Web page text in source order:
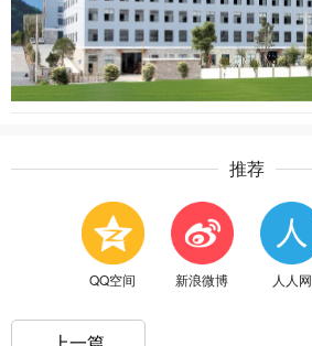
推荐
QQ空间 新浪微博 人人网